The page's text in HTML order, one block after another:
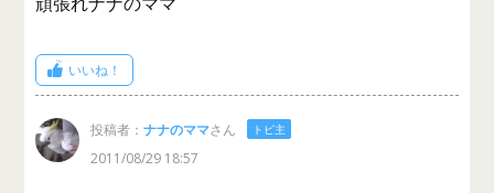
いいね！
投稿者：ナナのママさん トピ主
2011/08/29 18:57